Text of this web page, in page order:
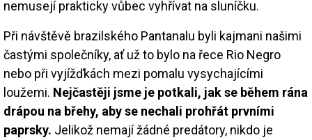
nemusejí prakticky vůbec vyhřívat na sluníčku.
Při návštěvě brazilského Pantanalu byli kajmani našimi
častými společníky, ať už to bylo na řece Rio Negro
nebo při vyjížďkách mezi pomalu vysychajícími
loužemi. Nejčastěji jsme je potkali, jak se během rána
drápou na břehy, aby se nechali prohřát prvními
paprsky. Jelikož nemají žádné predátory, nikdo je